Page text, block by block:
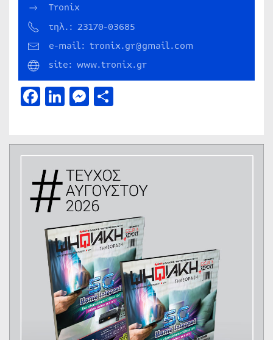
Tronix
τηλ.: 23170-03685
e-mail: tronix.gr@gmail.com
site: www.tronix.gr
Facebook
LinkedIn
Messenger